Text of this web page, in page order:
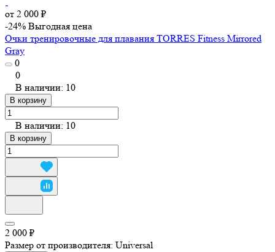
от 2 000 ₽
-24% Выгодная цена
Очки тренировочные для плавания TORRES Fitness Mirrored
Gray
0
0
В наличии: 10
В корзину
В наличии: 10
В корзину
2 000 ₽
Размер от производителя: Universal